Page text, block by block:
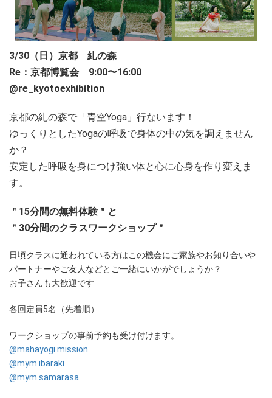
3/30（日）京都 糺の森
Re：京都博覧会 9:00〜16:00
@re_kyotoexhibition
京都の糺の森で「青空Yoga」行ないます！
ゆっくりとしたYogaの呼吸で身体の中の気を調えません
か？
安定した呼吸を身につけ強い体と心に心身を作り変えま
す。
＂15分間の無料体験＂と
＂30分間のクラスワークショップ＂
日頃クラスに通われている方はこの機会にご家族やお知り合いや
パートナーやご友人などとご一緒にいかがでしょうか？
お子さんも大歓迎です
各回定員5名（先着順）
ワークショップの事前予約も受け付けます。
@mahayogi.mission
@mym.ibaraki
@mym.samarasa